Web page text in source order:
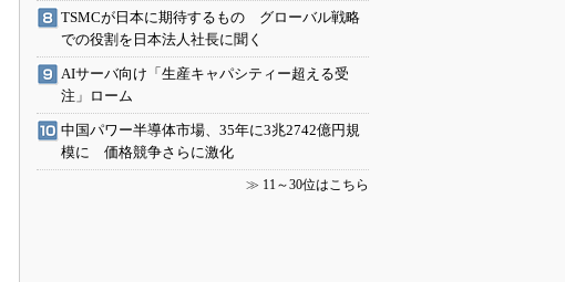
TSMCが日本に期待するもの グローバル戦略
での役割を日本法人社長に聞く
AIサーバ向け「生産キャパシティー超える受
注」ローム
中国パワー半導体市場、35年に3兆2742億円規
模に 価格競争さらに激化
≫ 11～30位はこちら